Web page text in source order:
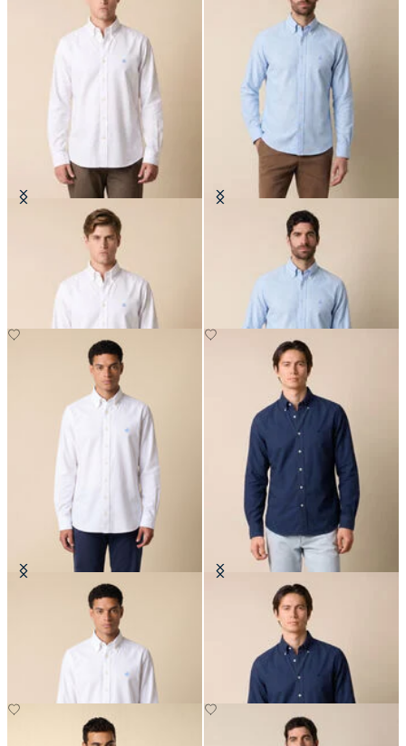
Camicia Regular Fit in Oxford
Non-Iron con Collo Button Down
Camicia Regular Fit in Oxford
Non-Iron con Collo Button Down
Camicia Slim Fit in Oxford Non-
Iron con Collo Button Down
Camicia Regular Fit in Oxford
Non-Iron con Collo Button Down